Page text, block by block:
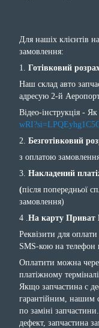
Для нашіх клієнтів
замовлення:
1. Готівковий
Наш склад авто
адресую 2-й
Відео-інструкція -
2. Безготівковий
з оплатою
3. Накладений
(після попередньої
замовлення)
4 . На карту Приват
Реквізити для
SMS-кою на телефон
Оплатити можна
платіжному
Якщо запчастина с
гарантійним, нашим
по заміні
дефект, запчастина